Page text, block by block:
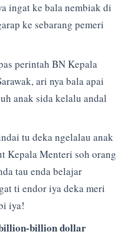
ingat ke bala nembiak di
ke sebarang pemeri
perintah BN Kepala
ari nya bala apai
anak sida kelalu andal
tu deka ngelalau anak
Kepala Menteri soh orang
tau enda belajar
ti endor iya deka meri
iya!
billion dollar